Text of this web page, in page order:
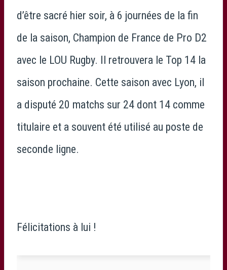
d’être sacré hier soir, à 6 journées de la fin
de la saison, Champion de France de Pro D2
avec le LOU Rugby. Il retrouvera le Top 14 la
saison prochaine. Cette saison avec Lyon, il
a disputé 20 matchs sur 24 dont 14 comme
titulaire et a souvent été utilisé au poste de
seconde ligne.
Félicitations à lui !